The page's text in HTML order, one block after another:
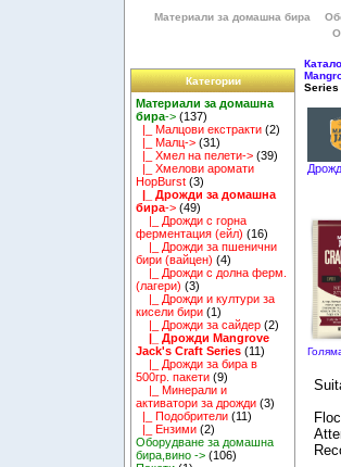
Материали за домашна бира
Категории
Материали за домашна
бира-> (137)
|_ Малцови екстракти (2)
|_ Малц-> (31)
|_ Хмел на пелети-> (39)
|_ Хмелови аромати
HopBurst (3)
|_ Дрожди за домашна
бира-> (49)
|_ Дрожди с горна
ферментация (ейл) (16)
|_ Дрожди за пшенични
бири (вайцен) (4)
|_ Дрожди с долна ферм.
(лагери) (3)
|_ Дрожди и култури за
кисели бири (1)
|_ Дрожди за сайдер (2)
|_ Дрожди Mangrove
Jack's Craft Series (11)
|_ Дрожди за бира в
500гр. пакети (9)
|_ Минерали и
активатори за дрожди (3)
|_ Подобрители (11)
|_ Ензими (2)
Оборудване за домашна
бира,вино -> (106)
Series